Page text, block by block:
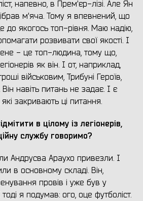
напевно, в Прем'єр-лізі. Але Ян
м'яча. Тому я впевнений, що
до якогось топ-рівня. Маю надію,
розвивати свої якості. І
- це топ-людина, тому що,
як він. І от, наприклад,
військовим, Трибуні Героїв,
навіть питань не задає. І є
закривають ці питання.
в цілому із легіонерів,
службу говоримо?
Андрусва Араухо привезли. І
в основному складі. Він,
провів і уже був у
я подумав: ого, оце футболіст.